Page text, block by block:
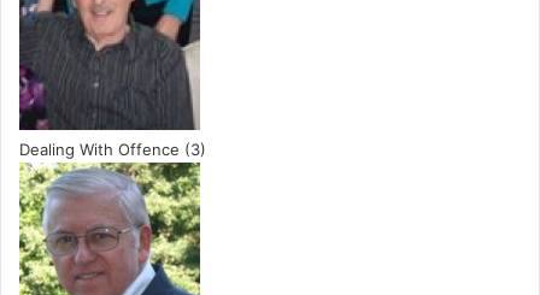
Dealing With Offence (3)